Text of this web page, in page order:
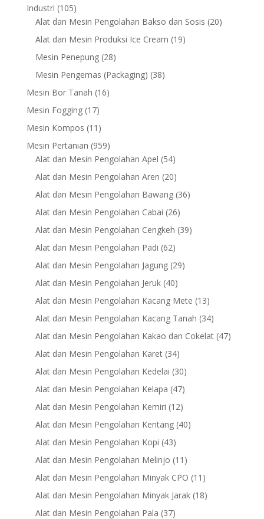
Industri 105105
products
Alat dan Mesin Pengolahan Bakso dan Sosis 2020
Alat dan Mesin Produksi Ice Cream 1919
Mesin Penepung 2828
products
Mesin Pengemas (Packaging) 3838
Mesin Bor Tanah 1616
Mesin Fogging 1717
products
Mesin Kompos 11 11
products
Mesin Pertanian 959959
products
Alat dan Mesin Pengolahan Apel 5454
products
Alat dan Mesin Pengolahan Aren 2020
products
Alat dan Mesin Pengolahan Bawang 3636
Alat dan Mesin Pengolahan Cabai 2626
products
Alat dan Mesin Pengolahan Cengkeh 3939
Alat dan Mesin Pengolahan Padi 6262
products
Alat dan Mesin Pengolahan Jagung 2929
Alat dan Mesin Pengolahan Jeruk 4040
products
Alat dan Mesin Pengolahan Kacang Mete 1313
products
Alat dan Mesin Pengolahan Kacang Tanah 3434
products
Alat dan Mesin Pengolahan Kakao dan Cokelat 4747
Alat dan Mesin Pengolahan Karet 3434
products
Alat dan Mesin Pengolahan Kedelai 3030
products
Alat dan Mesin Pengolahan Kelapa 4747
products
Alat dan Mesin Pengolahan Kemiri 1212
products
Alat dan Mesin Pengolahan Kentang 4040
Alat dan Mesin Pengolahan Kopi 4343
products
Alat dan Mesin Pengolahan Melinjo 11 11
products
Alat dan Mesin Pengolahan Minyak CPO 11 11
products
Alat dan Mesin Pengolahan Minyak Jarak 1818
Alat dan Mesin Pengolahan Pala 3737